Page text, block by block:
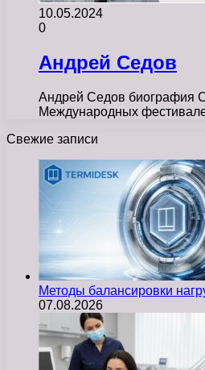
10.05.2024
0
Андрей Седов
Андрей Седов биография
Международных
Свежие записи
Методы балансировки
07.08.2026